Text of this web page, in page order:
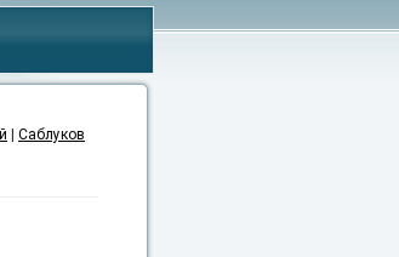
Саблуков